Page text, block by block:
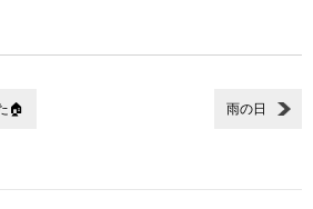
🏠 雨の日